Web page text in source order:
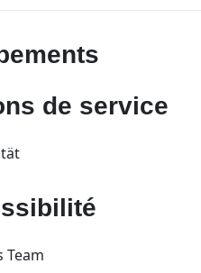
de service
Team